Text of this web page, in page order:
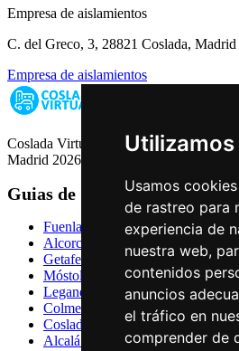
Usamos
de rastreo para
experiencia de
nuestra web,
contenidos
anuncios
el tráfico en
comprender de
Empresa de aislamientos
C. del Greco, 3, 28821 Coslada, Madrid
Empresa de aislamientos
Coslada Virtual: Guia de Empresas,
Madrid 2026
Guias de Ciudades
Fuenlabrada
Alcorcón
Getafe
Móstoles
Leganés
Colmenar Viejo
Coslada
Alcalá de Henares